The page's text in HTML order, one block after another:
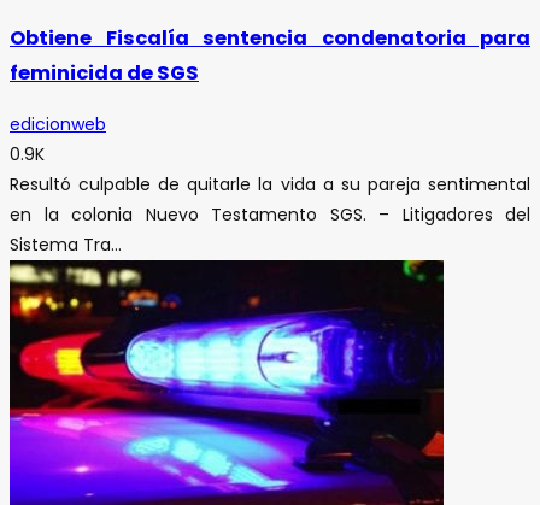
Obtiene Fiscalía sentencia condenatoria para
feminicida de SGS
edicionweb
0.9K
Resultó culpable de quitarle la vida a su pareja sentimental
en la colonia Nuevo Testamento SGS. – Litigadores del
Sistema Tra...